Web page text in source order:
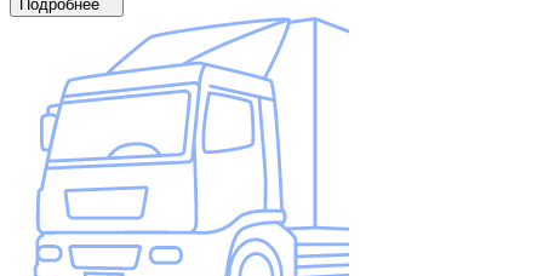
Подробнее